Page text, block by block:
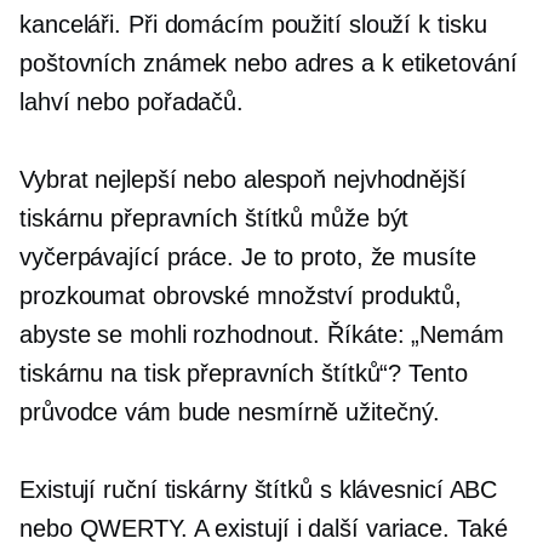
kanceláři. Při domácím použití slouží k tisku
poštovních známek nebo adres a k etiketování
lahví nebo pořadačů.
Vybrat nejlepší nebo alespoň nejvhodnější
tiskárnu přepravních štítků může být
vyčerpávající práce. Je to proto, že musíte
prozkoumat obrovské množství produktů,
abyste se mohli rozhodnout. Říkáte: „Nemám
tiskárnu na tisk přepravních štítků“? Tento
průvodce vám bude nesmírně užitečný.
Existují ruční tiskárny štítků s klávesnicí ABC
nebo QWERTY. A existují i ​​další variace. Také